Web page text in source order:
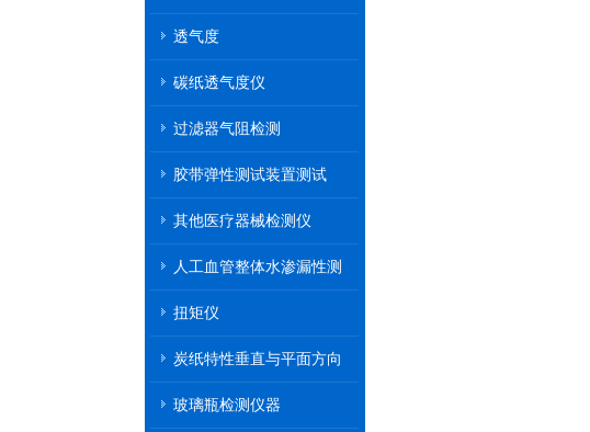
透气度
碳纸透气度仪
过滤器气阻检测
胶带弹性测试装置测试
其他医疗器械检测仪
人工血管整体水渗漏性测
扭矩仪
炭纸特性垂直与平面方向
玻璃瓶检测仪器